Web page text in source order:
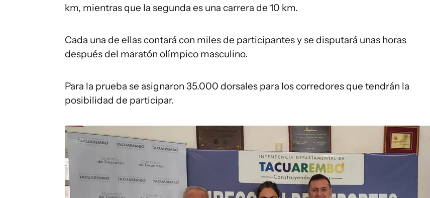
km, mientras que la segunda es una carrera de 10 km.
Cada una de ellas contará con miles de participantes y se disputará unas horas
después del maratón olímpico masculino.
Para la prueba se asignaron 35.000 dorsales para los corredores que tendrán la
posibilidad de participar.